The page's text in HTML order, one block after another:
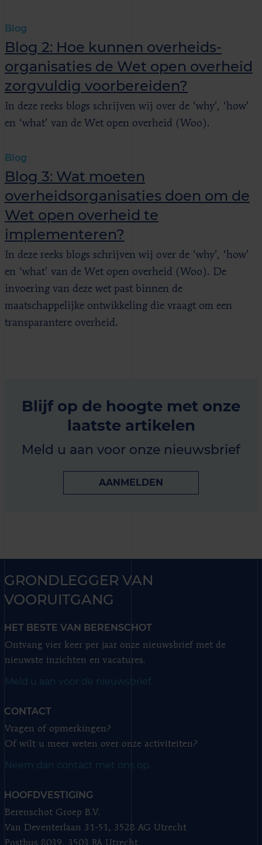
Blog
Blog 2: Hoe kunnen overheids­
organisaties de Wet open overheid
zorgvuldig voorbereiden?
In deze reeks blogs schrijven wij over de ‘why’, ‘how’
en ‘what’ van de Wet open overheid (Woo).
Blog
Blog 3: Wat moeten
overheidsorganisaties doen om de
Wet open overheid te
implementeren?
In deze reeks blogs schrijven wij over de ‘why’, ‘how’
en ‘what’ van de Wet open overheid (Woo). De
invoering van deze wet past binnen de
maatschappelijke ontwikkeling die vraagt om een
transparantere overheid.
Blijf op de hoogte met onze
laatste artikelen
Meld u aan voor onze nieuwsbrief
AANMELDEN
GRONDLEGGER VAN
VOORUITGANG
HET BESTE VAN BERENSCHOT
Ontvang vier keer per jaar onze nieuwsbrief met de
nieuwste inzichten en vacatures.
Meld u aan voor de nieuwsbrief.
CONTACT
Vragen of opmerkingen?
Of wilt u meer weten over onze activiteiten?
Neem dan contact met ons op.
HOOFDVESTIGING
Berenschot Groep B.V.
Van Deventerlaan 31-51, 3528 AG Utrecht
Postbus 8039, 3503 RA Utrecht